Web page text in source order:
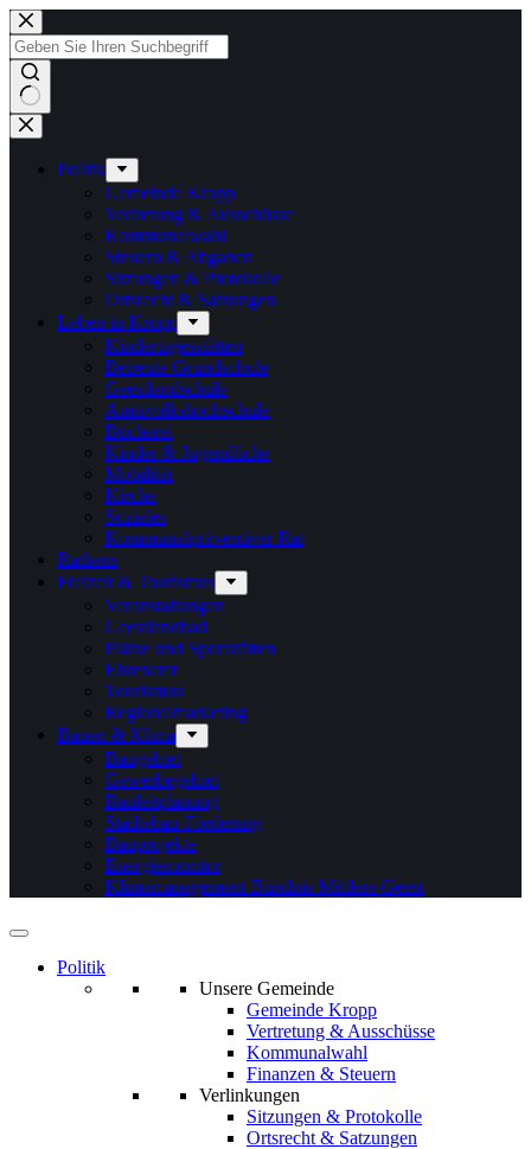
Zum
Inhalt
springen
Keine
Ergebnisse
Politik
Gemeinde Kropp
Vertretung & Ausschüsse
Kommunalwahl
Steuern & Abgaben
Sitzungen & Protokolle
Ortsrecht & Satzungen
Leben in Kropp
Kindertagesstätten
Betreute Grundschule
Geestlandschule
Amtsvolkshochschule
Bücherei
Kinder & Jugendliche
Mobilität
Kirche
Soziales
Kommunalpräventiver Rat
Rathaus
Freizeit & Tourismus
Veranstaltungen
Geestlandbad
Plätze und Sportstätten
Ehrenamt
Tourismus
Regionalmarketing
Bauen & Klima
Baugebiet
Gewerbegebiet
Bauleitplanung
Städtebau-Förderung
Bauprojekte
Energiemonitor
Klimamanagement Bündnis Mittlere Geest
Politik
Unsere Gemeinde
Gemeinde Kropp
Vertretung & Ausschüsse
Kommunalwahl
Finanzen & Steuern
Verlinkungen
Sitzungen & Protokolle
Ortsrecht & Satzungen